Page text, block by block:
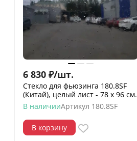
6 830 ₽/шт.
Стекло для фьюзинга 180.8SF
(Китай), целый лист - 78 х 96 cм.
В наличииАртикул 180.8SF
В корзину